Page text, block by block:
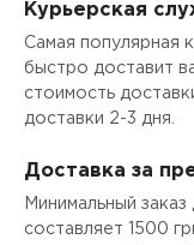
Курьерская
Самая популярная
быстро доставит
стоимость
доставки 2-3 дня.
Доставка за
Минимальный
составляет 1500